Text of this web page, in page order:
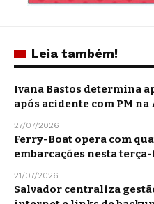
Leia também!
Ivana Bastos determina
após acidente com PM na
27/07/2026
Ferry-Boat opera com
embarcações nesta
21/07/2026
Salvador centraliza